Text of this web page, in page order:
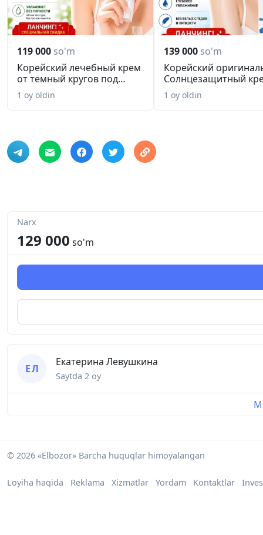
119 000 so'm
Корейский лечебный крем
от темный кругов под
глаза...
1 oy oldin
139 000 so'm
Корейский
Солнцезащитный
зага...
1 oy oldin
Narx
129 000 so'm
Е Л
Екатерина Левушкина
Saytda 2 oy
© 2026 «Elbozor» Barcha huquqlar himoyalangan
Loyiha haqida Reklama Xizmatlar Yordam Kontaktlar